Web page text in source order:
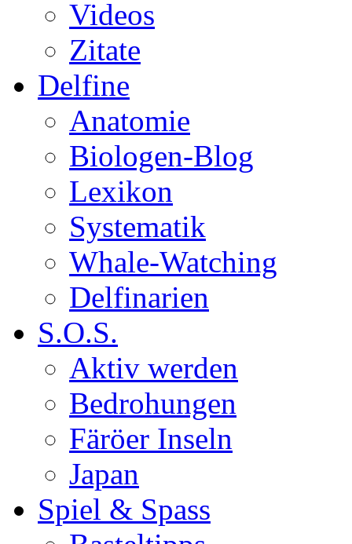
Videos
Zitate
Delfine
Anatomie
Biologen-Blog
Lexikon
Systematik
Whale-Watching
Delfinarien
S.O.S.
Aktiv werden
Bedrohungen
Färöer Inseln
Japan
Spiel & Spass